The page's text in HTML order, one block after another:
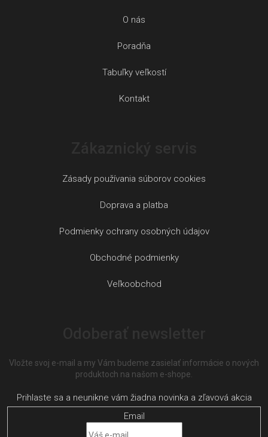
O nás
Poradňa
Tabuľky veľkostí
Kontakt
Zásady používania súborov cookies
Doprava a platba
Podmienky ochrany osobných údajov
Obchodné podmienky
Veľkoobchod
Vložte svoj e-mail a my Vám budeme zasielať informácie o nových
produktoch na našom e-shope.
Email